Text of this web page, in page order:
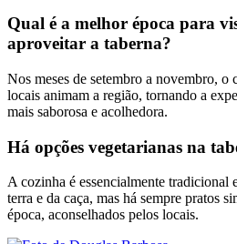
Qual é a melhor época para
aproveitar a taberna?
Nos meses de setembro a novembro, o
locais animam a região, tornando a
mais saborosa e acolhedora.
Há opções vegetarianas na
A cozinha é essencialmente tradicional
terra e da caça, mas há sempre pratos
época, aconselhados pelos locais.